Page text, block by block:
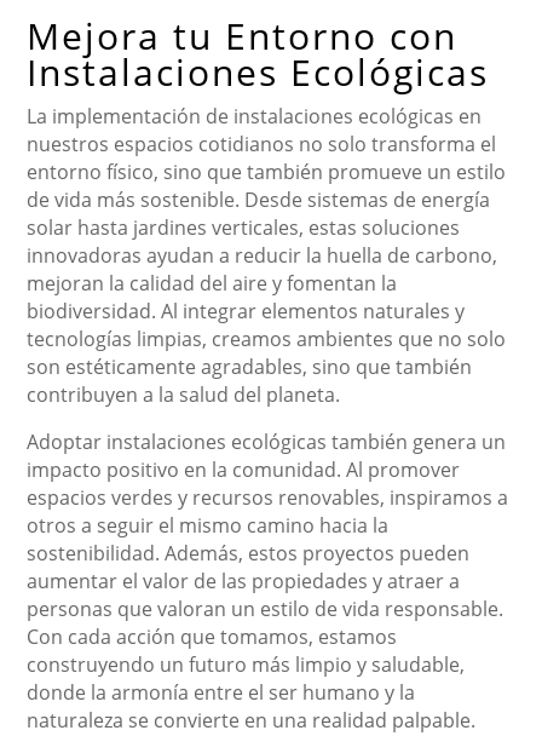
Mejora tu Entorno con
Instalaciones Ecológicas
La implementación de instalaciones ecológicas en
nuestros espacios cotidianos no solo transforma el
entorno físico, sino que también promueve un estilo
de vida más sostenible. Desde sistemas de energía
solar hasta jardines verticales, estas soluciones
innovadoras ayudan a reducir la huella de carbono,
mejoran la calidad del aire y fomentan la
biodiversidad. Al integrar elementos naturales y
tecnologías limpias, creamos ambientes que no solo
son estéticamente agradables, sino que también
contribuyen a la salud del planeta.
Adoptar instalaciones ecológicas también genera un
impacto positivo en la comunidad. Al promover
espacios verdes y recursos renovables, inspiramos a
otros a seguir el mismo camino hacia la
sostenibilidad. Además, estos proyectos pueden
aumentar el valor de las propiedades y atraer a
personas que valoran un estilo de vida responsable.
Con cada acción que tomamos, estamos
construyendo un futuro más limpio y saludable,
donde la armonía entre el ser humano y la
naturaleza se convierte en una realidad palpable.